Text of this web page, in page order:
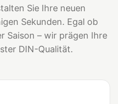
Sie Ihre neuen
Sekunden. Egal ob
Saison – wir prägen Ihre
DIN-Qualität.